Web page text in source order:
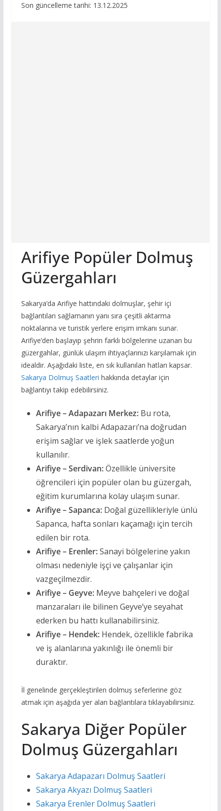
Son güncelleme tarihi: 13.12.2025
Arifiye Popüler Dolmuş
Güzergahları
Sakarya’da Arifiye hattındaki dolmuşlar, şehir içi
bağlantıları sağlamanın yanı sıra çeşitli aktarma
noktalarına ve turistik yerlere erişim imkanı sunar.
Arifiye’den başlayıp şehrin farklı bölgelerine uzanan bu
güzergahlar, günlük ulaşım ihtiyaçlarınızı karşılamak için
idealdir. Aşağıdaki liste, en sık kullanılan hatları kapsar.
Sakarya Dolmuş Saatleri hakkında detaylar için
bağlantıyı takip edebilirsiniz.
Arifiye – Adapazarı Merkez:Bu rota,
Sakarya’nın kalbi Adapazarı’na doğrudan
erişim sağlar ve işlek saatlerde yoğun
kullanılır.
Arifiye – Serdivan:Özellikle üniversite
öğrencileri için popüler olan bu güzergah,
eğitim kurumlarına kolay ulaşım sunar.
Arifiye – Sapanca:Doğal güzellikleriyle ünlü
Sapanca, hafta sonları kaçamağı için tercih
edilen bir rota.
Arifiye – Erenler:Sanayi bölgelerine yakın
olması nedeniyle işçi ve çalışanlar için
vazgeçilmezdir.
Arifiye – Geyve:Meyve bahçeleri ve doğal
manzaraları ile bilinen Geyve’ye seyahat
ederken bu hattı kullanabilirsiniz.
Arifiye – Hendek:Hendek, özellikle fabrika
ve iş alanlarına yakınlığı ile önemli bir
duraktır.
İl genelinde gerçekleştirilen dolmuş seferlerine göz
atmak için aşağıda yer alan bağlantılara tıklayabilirsiniz.
Sakarya Diğer Popüler
Dolmuş Güzergahları
Sakarya Adapazarı Dolmuş Saatleri
Sakarya Akyazı Dolmuş Saatleri
Sakarya Erenler Dolmuş Saatleri